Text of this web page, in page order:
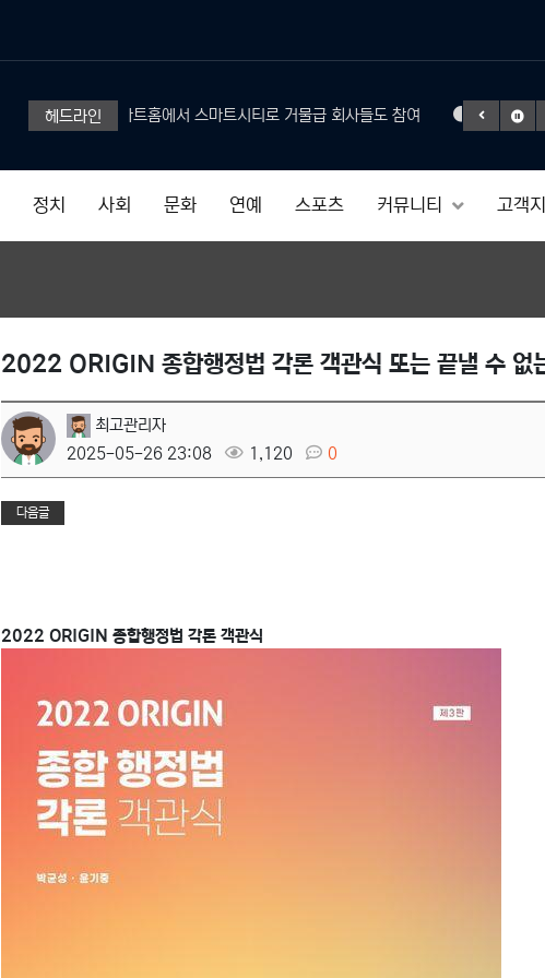
헤드라인
스마트홈에서 스마트시티로 거물급 회사들도 참여 게임의 활성화와
50%
정치 사회 문화 연예 스포츠 커뮤니티 고객
2022 ORIGIN 종합행정법 각론 객관식 또는 끝낼 수 없
최고관리자
2025-05-26 23:08
1,120 0
다음글
2022 ORIGIN 종합행정법 각론 객관식